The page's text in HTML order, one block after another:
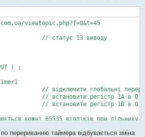
viewtopic.php?f=8&t=45
// статус 13 виводу
) ;
// відключити глобальні
// встановити регістр 1A в 0
// встановити регістр 1B в 0
кожні 65535 відліків при дільнику
перериванню таймера відбувається зміна